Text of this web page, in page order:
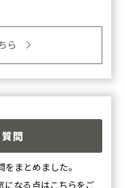
ら
問
まとめました。
になる点はこちらをご